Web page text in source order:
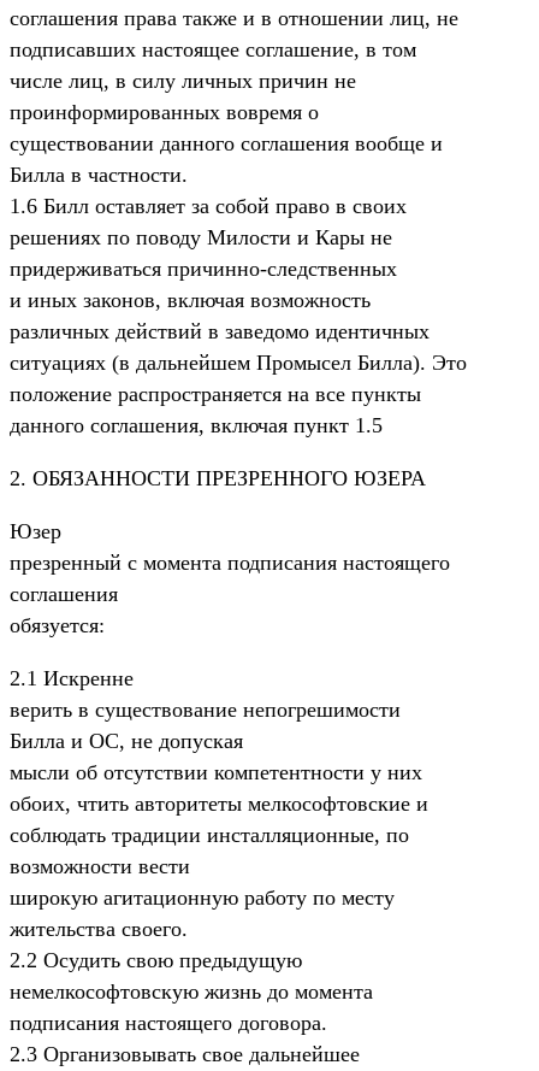
соглашения права также и в отношении лиц, не
подписавших настоящее соглашение, в том
числе лиц, в силу личных причин не
проинформированных вовремя о
существовании данного соглашения вообще и
Билла в частности.
1.6 Билл оставляет за собой право в своих
решениях по поводу Милости и Кары не
придерживаться причинно-следственных
и иных законов, включая возможность
различных действий в заведомо идентичных
ситуациях (в дальнейшем Промысел Билла). Это
положение распространяется на все пункты
данного соглашения, включая пункт 1.5
2. ОБЯЗАHHОСТИ ПРЕЗРЕННОГО ЮЗЕРА
Юзер
презренный с момента подписания настоящего
соглашения
обязуется:
2.1 Искренне
верить в существование непогрешимости
Билла и ОС, не допуская
мысли об отсутствии компетентности у них
обоих, чтить авторитеты мелкософтовские и
соблюдать традиции инсталляционные, по
возможности вести
широкую агитационную работу по месту
жительства своего.
2.2 Осудить свою предыдущую
немелкософтовскую жизнь до момента
подписания настоящего договора.
2.3 Организовывать свое дальнейшее